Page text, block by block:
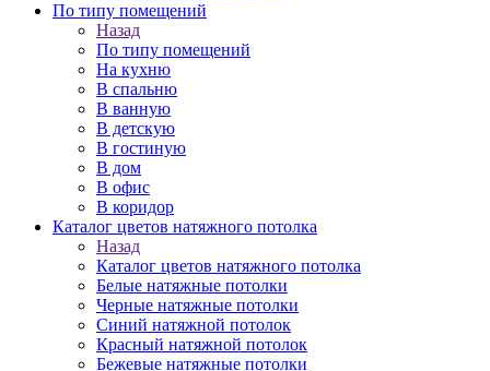
По типу помещений
Назад
По типу помещений
На кухню
В спальню
В ванную
В детскую
В гостиную
В дом
В офис
В коридор
Каталог цветов натяжного потолка
Назад
Каталог цветов натяжного потолка
Белые натяжные потолки
Черные натяжные потолки
Синий натяжной потолок
Красный натяжной потолок
Бежевые натяжные потолки